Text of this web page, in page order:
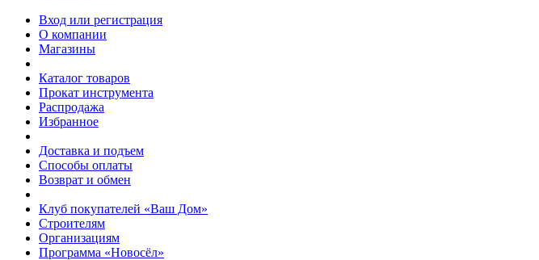
Вход или регистрация
О компании
Магазины
Каталог товаров
Прокат инструмента
Распродажа
Избранное
Доставка и подъем
Способы оплаты
Возврат и обмен
Клуб покупателей «Ваш Дом»
Строителям
Организациям
Программа «Новосёл»